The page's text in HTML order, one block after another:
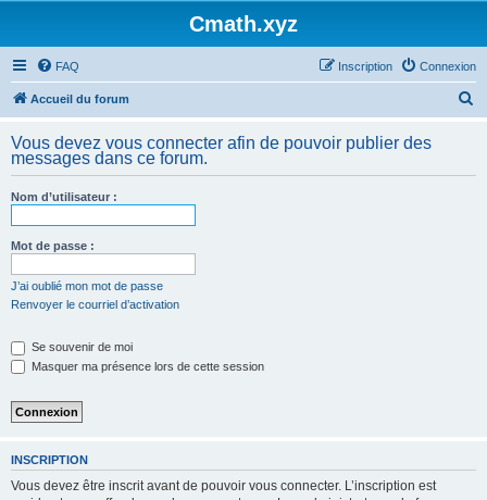
Cmath.xyz
FAQ Connexion
Inscription
Accueil du forum
h
Vous devez vous connecter afin de pouvoir publier des
messages dans ce forum.
Nom d’utilisateur :
Mot de passe :
J’ai oublié mon mot de passe
Renvoyer le courriel d’activation
Se souvenir de moi
Masquer ma présence lors de cette session
INSCRIPTION
Vous devez être inscrit avant de pouvoir vous connecter. L’inscription est